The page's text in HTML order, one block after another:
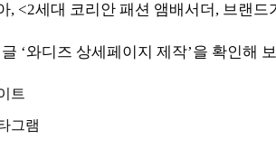
, <2세대 코리안 패션 앰배서더, 브랜드
‘와디즈 상세페이지 제작’을 확인해
트
그램